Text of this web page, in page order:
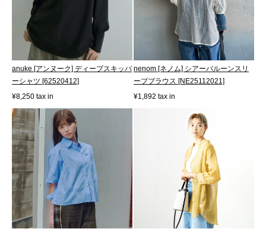
anuke [アンヌーク] ディープスキッパ
ーシャツ [62520412]
¥8,250 tax in
nenom [ネノム] シアーバルーンスリ
ーブブラウス [NE25112021]
¥1,892 tax in